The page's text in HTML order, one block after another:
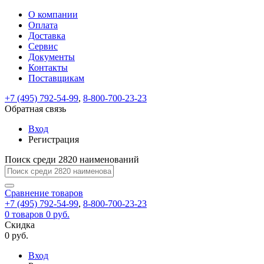
ВходРегистрация
Только
test@example.com
отправлена
по
ней
для
регистрации.
Ок
Только
Запомнить
меня
Забыли
Восстановление
пароля
Заполните
форму.
Мы
отправим
ссылку
на
указанный
электронный
адрес,
перейдя
по
которой
вы
новый
На
вашу
test@test.ru
отправлена
ссылка.
Перейдите
по
для
смены
пароля.
Введите
новый
пароль
Сменить
Пароль
успешно
Войти
Обратная
связь
Сообщение
пользовательского
соглашения
Ваше
сообщение
успешно
О компании
Оплата
Доставка
Сервис
Документы
Контакты
Поставщикам
+7 (495) 792-54-99, 8-800-700-23-23
Обратная связь
Вход
Регистрация
Поиск среди 2820 наименований
Сравнение товаров
+7 (495) 792-54-99, 8-800-700-23-23
0 товаров 0 руб.
Скидка
0 руб.
Вход